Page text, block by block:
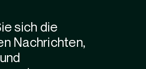
sich die
Nachrichten,